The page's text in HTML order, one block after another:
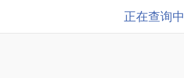
正在查询中